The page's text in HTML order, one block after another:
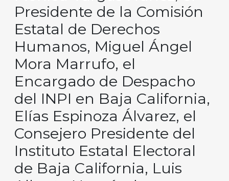
Presidente de la Comisión
Estatal de Derechos
Humanos, Miguel Ángel
Mora Marrufo, el
Encargado de Despacho
del INPI en Baja California,
Elías Espinoza Álvarez, el
Consejero Presidente del
Instituto Estatal Electoral
de Baja California, Luis